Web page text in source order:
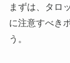
まずは、タロ
に注意すべき
う。